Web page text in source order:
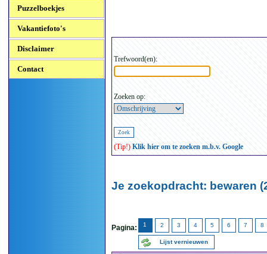
Puzzelboekjes
Vakantiefoto's
Disclaimer
Contact
Trefwoord(en):
Zoeken op:
(Tip!) Klik hier om te zoeken m.b.v. Google
Je zoekopdracht: bewaren
Pagina: 1 2 3 4 5 6 7 8
Lijst vernieuwen